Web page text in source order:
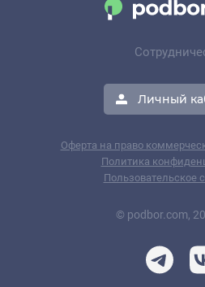
Личный
Оферта на право
Политика
Пользовательское
© podbor.com,